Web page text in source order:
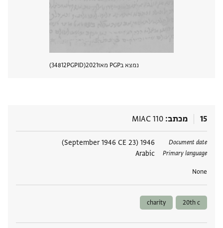
נמצא בPGP מאז 2021
PGPID
34812
15 מכתב MIAC 110
Document date
1946 (23 September 1946 CE)
Primary language
Arabic
None
תגים
20th c
charity